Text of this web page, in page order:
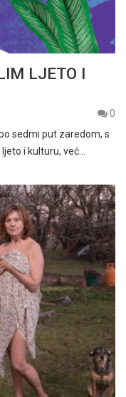
LJETO I
0
sedmi put zaredom, s
i kulturu, već…